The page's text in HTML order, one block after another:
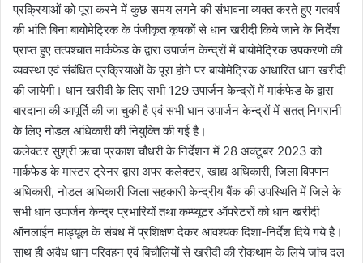
प्रक्रियाओं को पूरा करने में कुछ समय लगने की संभावना व्यक्त करते हुए गतवर्ष
की भांति बिना बायोमेट्रिक के पंजीकृत कृषकों से धान खरीदी किये जाने के निर्देश
प्राप्त हुए तत्पश्चात मार्कफेड के द्वारा उपार्जन केन्द्रों में बायोमेट्रिक उपकरणों की
व्यवस्था एवं संबंधित प्रक्रियाओं के पूरा होने पर बायोमेट्रिक आधारित धान खरीदी
की जायेगी। धान खरीदी के लिए सभी 129 उपार्जन केन्द्रों में मार्कफेड के द्वारा
बारदाना की आपूर्ति की जा चुकी है एवं सभी धान उपार्जन केन्द्रों में सतत् निगरानी
के लिए नोडल अधिकारी की नियुक्ति की गई है।
कलेक्टर सुश्री ऋचा प्रकाश चौधरी के निर्देशन में 28 अक्टूबर 2023 को
मार्कफेड के मास्टर ट्रेनर द्वारा अपर कलेक्टर, खाद्य अधिकारी, जिला विपणन
अधिकारी, नोडल अधिकारी जिला सहकारी केन्द्रीय बैंक की उपस्थिति में जिले के
सभी धान उपार्जन केन्द्र प्रभारियों तथा कम्प्यूटर ऑपरेटरों को धान खरीदी
ऑनलाईन माड्यूल के संबंध में प्रशिक्षण देकर आवश्यक दिशा-निर्देश दिये गये है।
साथ ही अवैध धान परिवहन एवं बिचौलियों से खरीदी की रोकथाम के लिये जांच दल